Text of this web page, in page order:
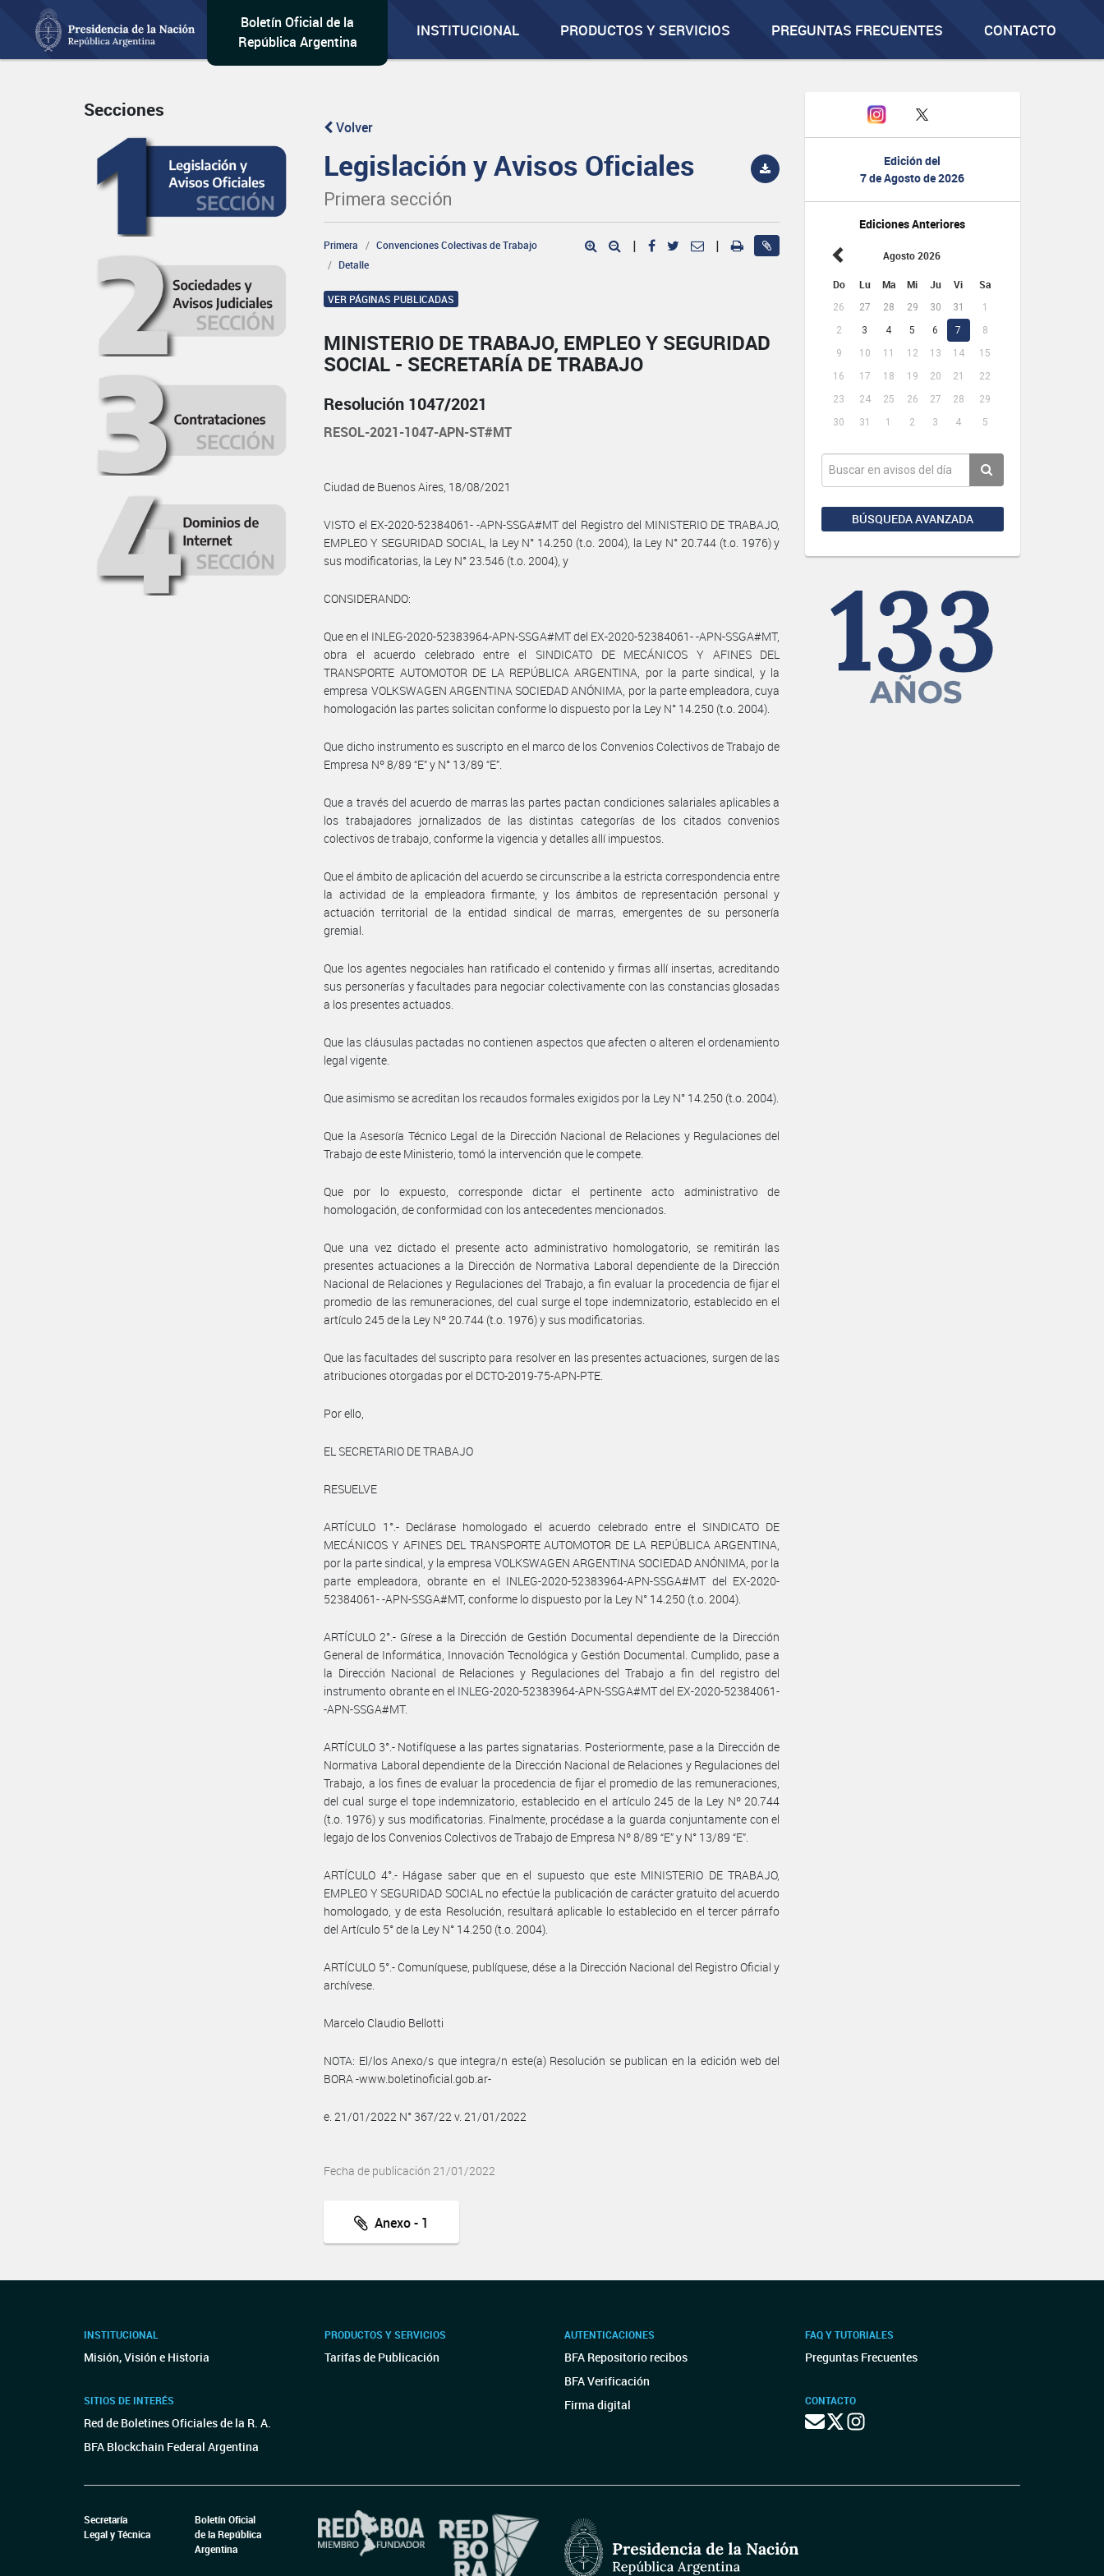
Boletín Oficial de la
República Argentina
INSTITUCIONAL PRODUCTOS Y SERVICIOS PREGUNTAS FRECUENTES CONTACTO
Edición del
7 de Agosto de 2026
Ediciones Anteriores
Agosto 2026
Do Lu Ma Mi Ju Vi Sa
26 27 28 29 30 31
1
2
3 4 5 6 7
8
9
10 11 12 13 14
15
16
17 18 19 20 21
22
23
24 25 26 27 28
29
30
31 1 2 3 4 5
BÚSQUEDA AVANZADA
Secciones
Volver
Legislación y Avisos Oficiales
Primera sección
Primera
Convenciones Colectivas de Trabajo
Detalle
| |
VER PÁGINAS PUBLICADAS
MINISTERIO DE TRABAJO, EMPLEO Y SEGURIDAD
SOCIAL - SECRETARÍA DE TRABAJO
Resolución 1047/2021
RESOL-2021-1047-APN-ST#MT
Ciudad de Buenos Aires, 18/08/2021
VISTO el EX-2020-52384061- -APN-SSGA#MT del Registro del MINISTERIO DE TRABAJO,
EMPLEO Y SEGURIDAD SOCIAL, la Ley N° 14.250 (t.o. 2004), la Ley N° 20.744 (t.o. 1976) y
sus modificatorias, la Ley N° 23.546 (t.o. 2004), y
CONSIDERANDO:
Que en el INLEG-2020-52383964-APN-SSGA#MT del EX-2020-52384061- -APN-SSGA#MT,
obra el acuerdo celebrado entre el SINDICATO DE MECÁNICOS Y AFINES DEL
TRANSPORTE AUTOMOTOR DE LA REPÚBLICA ARGENTINA, por la parte sindical, y la
empresa VOLKSWAGEN ARGENTINA SOCIEDAD ANÓNIMA, por la parte empleadora, cuya
homologación las partes solicitan conforme lo dispuesto por la Ley N° 14.250 (t.o. 2004).
Que dicho instrumento es suscripto en el marco de los Convenios Colectivos de Trabajo de
Empresa Nº 8/89 “E” y N° 13/89 “E”.
Que a través del acuerdo de marras las partes pactan condiciones salariales aplicables a
los trabajadores jornalizados de las distintas categorías de los citados convenios
colectivos de trabajo, conforme la vigencia y detalles allí impuestos.
Que el ámbito de aplicación del acuerdo se circunscribe a la estricta correspondencia entre
la actividad de la empleadora firmante, y los ámbitos de representación personal y
actuación territorial de la entidad sindical de marras, emergentes de su personería
gremial.
Que los agentes negociales han ratificado el contenido y firmas allí insertas, acreditando
sus personerías y facultades para negociar colectivamente con las constancias glosadas
a los presentes actuados.
Que las cláusulas pactadas no contienen aspectos que afecten o alteren el ordenamiento
legal vigente.
Que asimismo se acreditan los recaudos formales exigidos por la Ley N° 14.250 (t.o. 2004).
Que la Asesoría Técnico Legal de la Dirección Nacional de Relaciones y Regulaciones del
Trabajo de este Ministerio, tomó la intervención que le compete.
Que por lo expuesto, corresponde dictar el pertinente acto administrativo de
homologación, de conformidad con los antecedentes mencionados.
Que una vez dictado el presente acto administrativo homologatorio, se remitirán las
presentes actuaciones a la Dirección de Normativa Laboral dependiente de la Dirección
Nacional de Relaciones y Regulaciones del Trabajo, a fin evaluar la procedencia de fijar el
promedio de las remuneraciones, del cual surge el tope indemnizatorio, establecido en el
artículo 245 de la Ley Nº 20.744 (t.o. 1976) y sus modificatorias.
Que las facultades del suscripto para resolver en las presentes actuaciones, surgen de las
atribuciones otorgadas por el DCTO-2019-75-APN-PTE.
Por ello,
EL SECRETARIO DE TRABAJO
RESUELVE
ARTÍCULO 1°.- Declárase homologado el acuerdo celebrado entre el SINDICATO DE
MECÁNICOS Y AFINES DEL TRANSPORTE AUTOMOTOR DE LA REPÚBLICA ARGENTINA,
por la parte sindical, y la empresa VOLKSWAGEN ARGENTINA SOCIEDAD ANÓNIMA, por la
parte empleadora, obrante en el INLEG-2020-52383964-APN-SSGA#MT del EX-2020-
52384061- -APN-SSGA#MT, conforme lo dispuesto por la Ley N° 14.250 (t.o. 2004).
ARTÍCULO 2°.- Gírese a la Dirección de Gestión Documental dependiente de la Dirección
General de Informática, Innovación Tecnológica y Gestión Documental. Cumplido, pase a
la Dirección Nacional de Relaciones y Regulaciones del Trabajo a fin del registro del
instrumento obrante en el INLEG-2020-52383964-APN-SSGA#MT del EX-2020-52384061-
-APN-SSGA#MT.
ARTÍCULO 3°.- Notifíquese a las partes signatarias. Posteriormente, pase a la Dirección de
Normativa Laboral dependiente de la Dirección Nacional de Relaciones y Regulaciones del
Trabajo, a los fines de evaluar la procedencia de fijar el promedio de las remuneraciones,
del cual surge el tope indemnizatorio, establecido en el artículo 245 de la Ley Nº 20.744
(t.o. 1976) y sus modificatorias. Finalmente, procédase a la guarda conjuntamente con el
legajo de los Convenios Colectivos de Trabajo de Empresa Nº 8/89 “E” y N° 13/89 “E”.
ARTÍCULO 4°.- Hágase saber que en el supuesto que este MINISTERIO DE TRABAJO,
EMPLEO Y SEGURIDAD SOCIAL no efectúe la publicación de carácter gratuito del acuerdo
homologado, y de esta Resolución, resultará aplicable lo establecido en el tercer párrafo
del Artículo 5° de la Ley N° 14.250 (t.o. 2004).
ARTÍCULO 5°.- Comuníquese, publíquese, dése a la Dirección Nacional del Registro Oficial y
archívese.
Marcelo Claudio Bellotti
NOTA: El/los Anexo/s que integra/n este(a) Resolución se publican en la edición web del
BORA -www.boletinoficial.gob.ar-
e. 21/01/2022 N° 367/22 v. 21/01/2022
Fecha de publicación 21/01/2022
Anexo - 1
INSTITUCIONAL
Misión, Visión e Historia
SITIOS DE INTERÉS
Red de Boletines Oficiales de la R. A.
BFA Blockchain Federal Argentina
PRODUCTOS Y SERVICIOS
Tarifas de Publicación
AUTENTICACIONES
BFA Repositorio recibos
BFA Verificación
Firma digital
FAQ Y TUTORIALES
Preguntas Frecuentes
CONTACTO
Secretaría
Legal y Técnica
Boletín Oficial
de la República
Argentina